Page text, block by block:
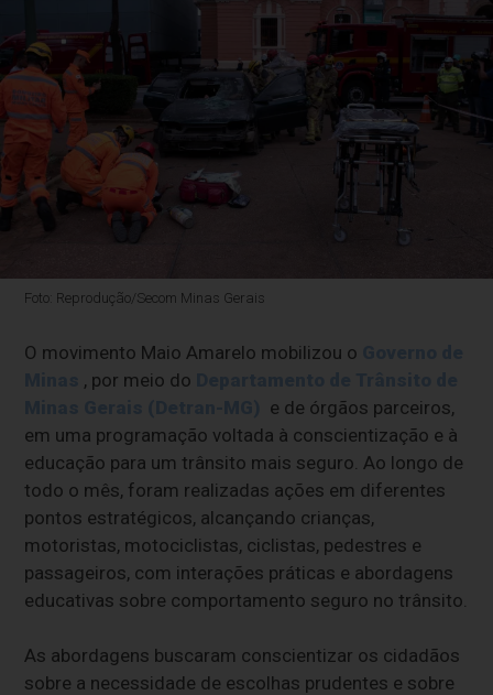
Foto: Reprodução/Secom Minas Gerais
O movimento Maio Amarelo mobilizou o
, por meio do
e de órgãos parceiros,
em uma programação voltada à conscientização e à
educação para um trânsito mais seguro. Ao longo de
todo o mês, foram realizadas ações em diferentes
pontos estratégicos, alcançando crianças,
motoristas, motociclistas, ciclistas, pedestres e
passageiros, com interações práticas e abordagens
educativas sobre comportamento seguro no trânsito.
As abordagens buscaram conscientizar os cidadãos
sobre a necessidade de escolhas prudentes e sobre